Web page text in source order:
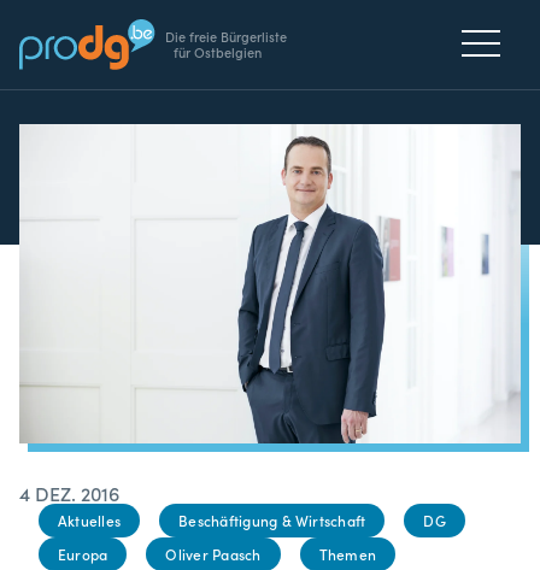
Die freie Bürgerliste
für Ostbelgien
4 DEZ. 2016
Aktuelles Beschäftigung & Wirtschaft
DG
Europa
Oliver Paasch
Themen